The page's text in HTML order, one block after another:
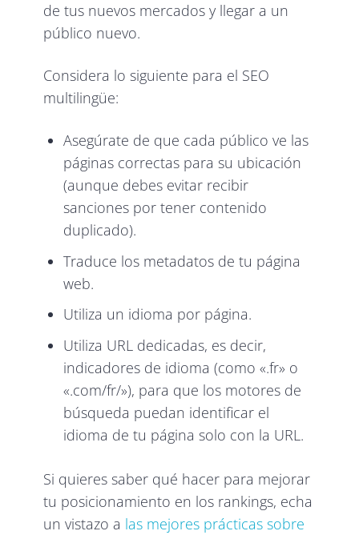
de tus nuevos mercados y llegar a un
público nuevo.
Considera lo siguiente para el SEO
multilingüe:
Asegúrate de que cada público ve las
páginas correctas para su ubicación
(aunque debes evitar recibir
sanciones por tener contenido
duplicado).
Traduce los metadatos de tu página
web.
Utiliza un idioma por página.
Utiliza URL dedicadas, es decir,
indicadores de idioma (como «.fr» o
«.com/fr/»), para que los motores de
búsqueda puedan identificar el
idioma de tu página solo con la URL.
Si quieres saber qué hacer para mejorar
tu posicionamiento en los rankings, echa
un vistazo a las mejores prácticas sobre